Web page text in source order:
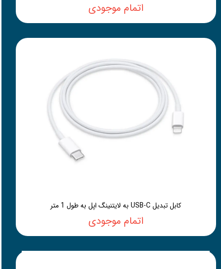
اتمام موجودی
کابل تبدیل USB-C به لایتنینگ اپل به طول 1 متر
اتمام موجودی